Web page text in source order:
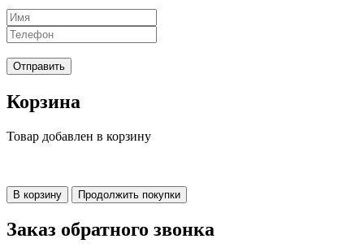
Отправить
Корзина
Товар добавлен в корзину
В корзину Продолжить покупки
Заказ обратного звонка